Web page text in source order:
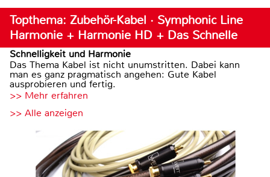
Topthema: Zubehör-Kabel · Symphonic Line
Harmonie + Harmonie HD + Das Schnelle
Schnelligkeit und Harmonie
Das Thema Kabel ist nicht unumstritten. Dabei kann
man es ganz pragmatisch angehen: Gute Kabel
ausprobieren und fertig.
>> Mehr erfahren
>> Alle anzeigen